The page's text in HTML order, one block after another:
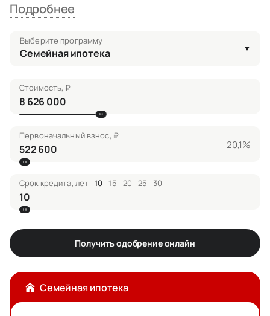
Подробнее
Выберите программу
Семейная ипотека
Стоимость, ₽
Первоначальный взнос, ₽
20,1%
Срок кредита, лет 10 15 20 25 30
Получить одобрение онлайн
Семейная ипотека